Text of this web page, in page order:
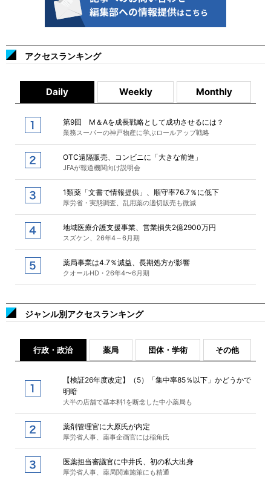
アクセスランキング
Daily Weekly Monthly
第9回 M＆Aを成長戦略として成功させるには？
業務スーパーの神戸物産に学ぶロールアップ戦略
OTC遠隔販売、コンビニに「大きな前進」
JFAが報道機関向け説明会
1類薬「文書で情報提供」、順守率76.7％に低下
厚労省・実態調査、乱用薬の適切販売も微減
地域医療介護支援事業、営業損失2億2900万円
スズケン、26年4～6月期
薬局事業は4.7％減益、長期処方が影響
クオールHD・26年4〜6月期
ジャンル別アクセスランキング
行政・政治 薬局 団体・学術 その他
【検証26年度改定】（5）「集中率85％以下」かどうかで
明暗
大半の店舗で基本料1を断念した中小薬局も
薬剤管理官に大原氏が内定
厚労省人事、薬事企画官には稲角氏
医薬担当審議官に中井氏、初の私大出身
厚労省人事、薬局関連施策にも精通